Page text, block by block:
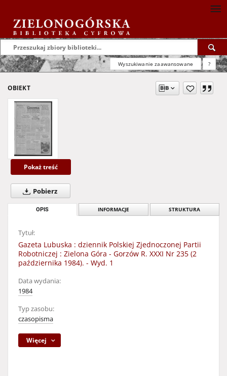
Wyszukiwanie zaawansowane ?
OBIEKT
Pokaż treść
Pobierz
OPIS INFORMACJE STRUKTURA
Tytuł:
Gazeta Lubuska : dziennik Polskiej Zjednoczonej Partii
Robotniczej : Zielona Góra - Gorzów R. XXXI Nr 235 (2
października 1984). - Wyd. 1
Data wydania:
1984
Typ zasobu:
czasopisma
Więcej